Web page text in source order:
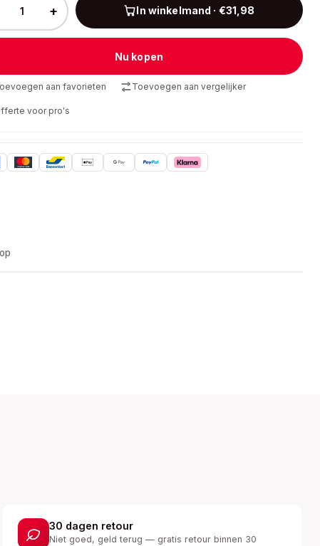
+ In winkelmand · €31,98
Nu kopen
aan favorieten Toevoegen aan vergelijker
voor pro's
30 dagen retour
Niet goed, geld terug — gratis retour binnen 30